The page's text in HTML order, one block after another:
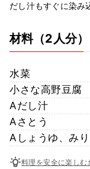
だし汁もすぐに染み
材料（2人分）
水菜
小さな高野豆腐
Aだし汁
Aさとう
Aしょうゆ、み
料理を安全に楽しむ